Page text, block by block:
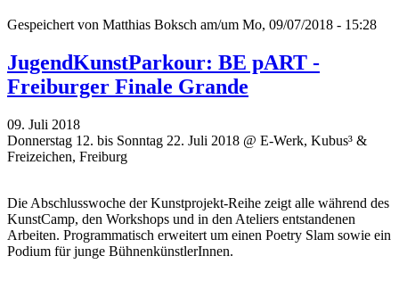
Gespeichert von Matthias Boksch am/um Mo, 09/07/2018 - 15:28
JugendKunstParkour: BE pART -
Freiburger Finale Grande
09. Juli 2018
Donnerstag 12. bis Sonntag 22. Juli 2018 @ E-Werk, Kubus³ &
Freizeichen, Freiburg
Die Abschlusswoche der Kunstprojekt-Reihe zeigt alle während des
KunstCamp, den Workshops und in den Ateliers entstandenen
Arbeiten. Programmatisch erweitert um einen Poetry Slam sowie ein
Podium für junge BühnenkünstlerInnen.